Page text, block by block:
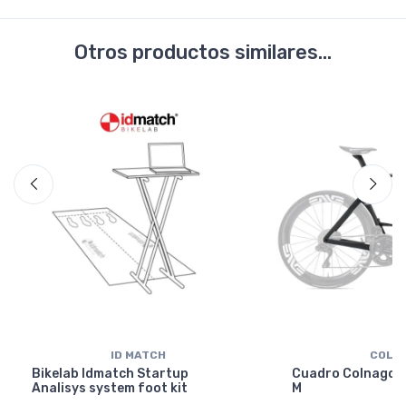
Otros productos similares...
ID MATCH
Bikelab Idmatch Startup
Analisys system foot kit
Cuadro Colnago
M